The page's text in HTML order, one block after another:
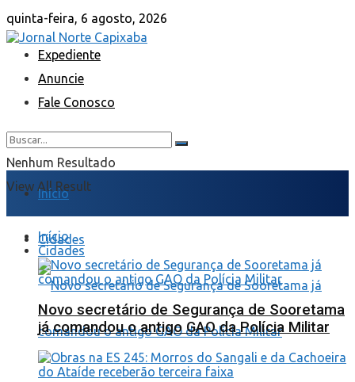
quinta-feira, 6 agosto, 2026
Expediente
Anuncie
Fale Conosco
Nenhum Resultado
View All Result
Início
Cidades
Início
Cidades
Novo secretário de Segurança de Sooretama
já comandou o antigo GAO da Polícia Militar